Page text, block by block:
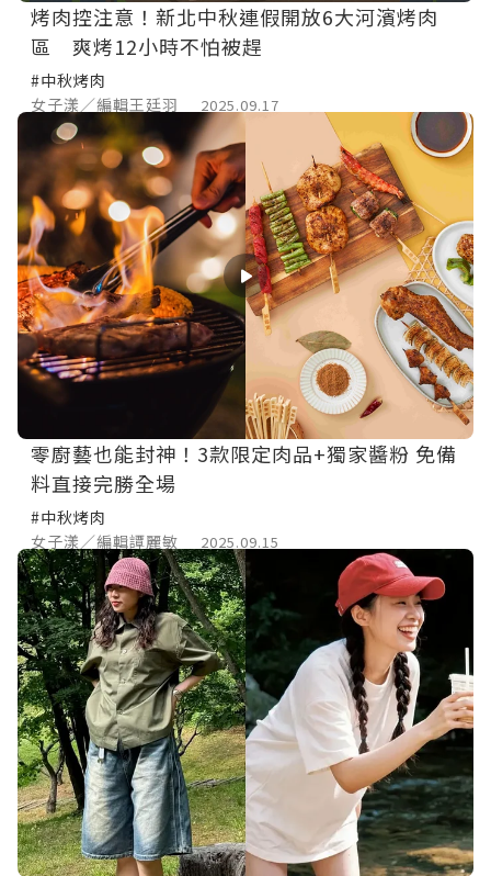
烤肉控注意！新北中秋連假開放6大河濱烤肉
區 爽烤12小時不怕被趕
#中秋烤肉
女子漾／編輯王廷羽
2025.09.17
零廚藝也能封神！3款限定肉品+獨家醬粉 免備
料直接完勝全場
#中秋烤肉
女子漾／編輯譚麗敏
2025.09.15